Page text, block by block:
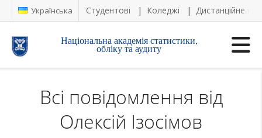
Українська Студентові Коледжі Дистанційне
Національна академія статистики,
обліку та аудиту
Всі повідомлення від
Олексій Ізосімов